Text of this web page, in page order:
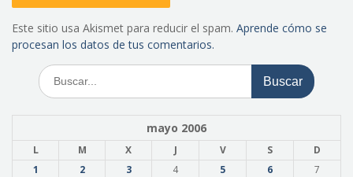
Este sitio usa Akismet para reducir el spam. Aprende cómo se
procesan los datos de tus comentarios.
Buscar:
mayo 2006
L M X J V S
D
1
2 3 4 5 6
7